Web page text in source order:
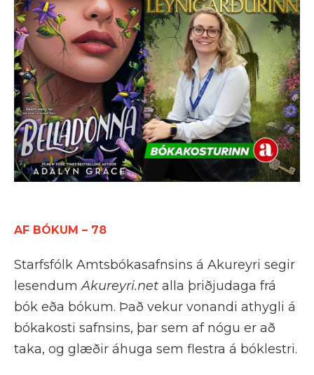
AF BÓKUM – 78
Starfsfólk Amtsbókasafnsins á Akureyri segir
lesendumAkureyri.net alla þriðjudaga frá
bók eða bókum. Það vekur vonandi athygli á
bókakosti safnsins, þar sem af nógu er að
taka, og glæðir áhuga sem flestra á bóklestri.